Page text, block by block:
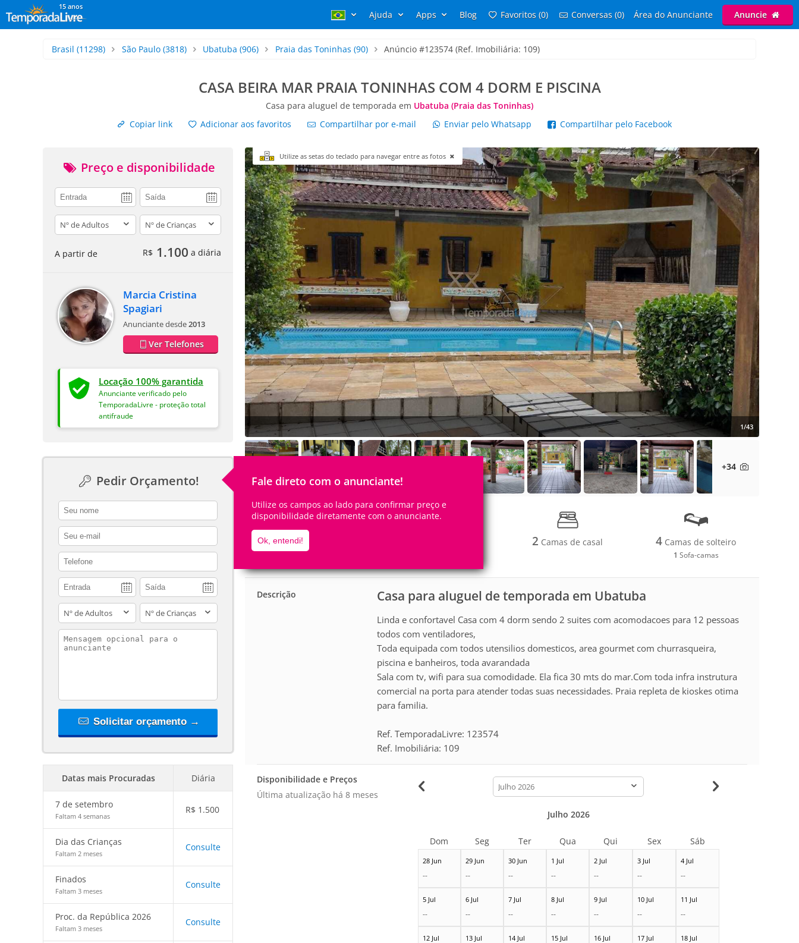
15 anos
Ajuda Apps Blog Favoritos (0) Conversas (0) Área do Anunciante Anuncie
Brasil (11298) São Paulo(3818) Ubatuba (906) Praia das Toninhas (90) Anúncio #123574 (Ref. Imobiliária: 109)
CASA BEIRA MAR PRAIA TONINHAS COM 4 DORM E PISCINA
Casa para aluguel de temporada em Ubatuba (Praia das Toninhas)
Copiar link
Adicionar aos favoritos Compartilhar por e-mail Enviar pelo Whatsapp Compartilhar pelo Facebook
Preço e disponibilidade
adults children
A partir de R$ 1.100 a diária
Marcia Cristina
Spagiari
Anunciante desde2013
Ver Telefones
Locação 100% garantida
Anunciante verificado pelo
TemporadaLivre - proteção total
antifraude
Pedir Orçamento! Fale direto com o anunciante!
Utilize os campos ao lado para confirmar preço e
disponibilidade diretamente com o anunciante.
Ok, entendi!
contact_name
contact_email
contact_phone
adults children
contact_message
Solicitar orçamento →
Datas mais Procuradas Diária
7 de setembro
Faltam 4 semanas
R$ 1.500
Dia das Crianças
Faltam 2 meses
Consulte
Finados
Faltam 3 meses
Consulte
Proc. da República 2026
Faltam 3 meses
Consulte
Utilize as setas do teclado para navegar entre as fotos
1/43
+34
12Pessoas 2 Camas de casal 4 Camas de solteiro
1 Sofa-camas
Casa para aluguel de temporada em Ubatuba
Descrição
Linda e confortavel Casa com 4 dorm sendo 2 suites com acomodacoes para 12 pessoas
todos com ventiladores,
Toda equipada com todos utensilios domesticos, area gourmet com churrasqueira,
piscina e banheiros, toda avarandada
Sala com tv, wifi para sua comodidade. Ela fica 30 mts do mar.Com toda infra instrutura
comercial na porta para atender todas suas necessidades. Praia repleta de kioskes otima
para familia.
Ref. TemporadaLivre: 123574
Ref. Imobiliária: 109
Disponibilidade e Preços
Última atualização há 8 meses
calendar-
month
28 Jun
--
29 Jun
--
30 Jun
--
1 Jul
--
2 Jul
--
3 Jul
--
4 Jul
--
5 Jul
--
6 Jul
--
7 Jul
--
8 Jul
--
9 Jul
--
10 Jul
--
11 Jul
--
12 Jul 13 Jul 14 Jul 15 Jul 16 Jul 17 Jul 18 Jul
Julho 2026
Dom Seg Ter Qua Qui Sex Sáb